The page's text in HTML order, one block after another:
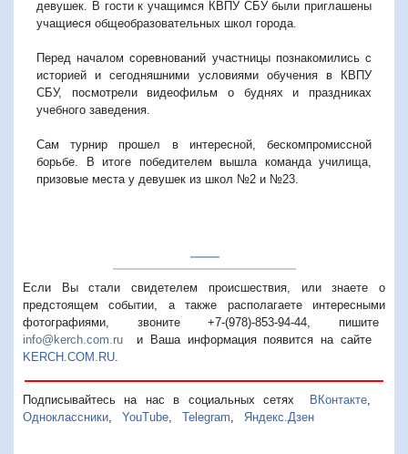
девушек. В гости к учащимся КВПУ СБУ были приглашены
учащиеся общеобразовательных школ города.
Перед началом соревнований участницы познакомились с
историей и сегодняшними условиями обучения в КВПУ
СБУ, посмотрели видеофильм о буднях и праздниках
учебного заведения.
Сам турнир прошел в интересной, бескомпромиссной
борьбе. В итоге победителем вышла команда училища,
призовые места у девушек из школ №2 и №23.
Если Вы стали свидетелем происшествия, или знаете о
предстоящем событии, а также располагаете интересными
фотографиями, звоните +7-(978)-853-94-44, пишите
info@kerch.com.ru и Ваша информация появится на сайте
KERCH.COM.RU
Подписывайтесь на нас в социальных сетях ВКонтакте,
Одноклассники
YouTube Telegram Яндекс.Дзен